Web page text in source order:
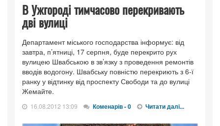
В Ужгороді тимчасово перекривають
дві вулиці
Департамент міського господарства інформує: від
завтра, п’ятниці, 17 серпня, буде перекрито рух
вулицею Швабською в зв’язку з проведення ремонтів
вводів водогону. Швабську повністю перекриють з 6-ї
ранку у відтинку від проспекту Свободи та до вулиці
Жемайте.
16.08.2012 13:09 Коменарів - 0 Читати далі...